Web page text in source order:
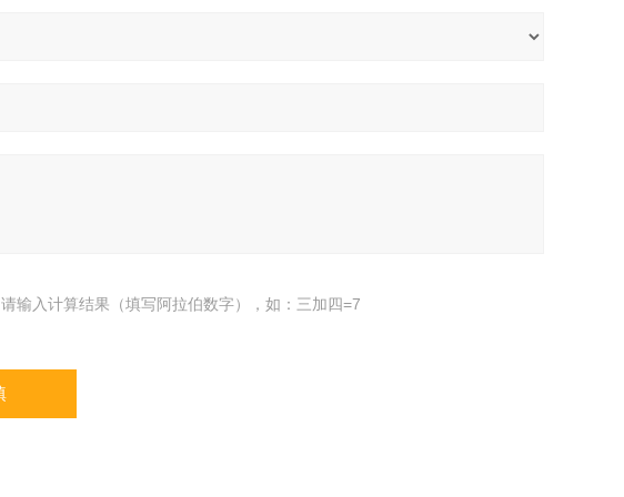
请输入计算结果（填写阿拉伯数字），如：三加四=7